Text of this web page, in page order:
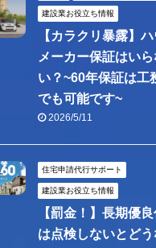
建設業お役立ち情報
【カラクリ暴露】
メーカー保証はい
い？~60年保証は工
でも可能です~
2026/5/11
住宅申請代行サポート
建設業お役立ち情報
【罰金！】長期優
は点検しないとどう